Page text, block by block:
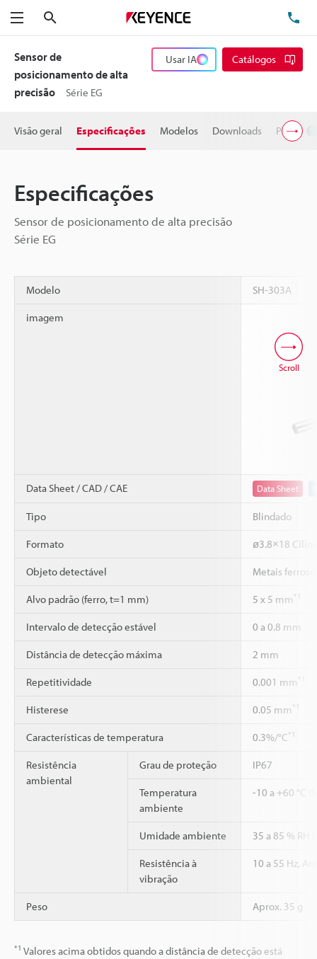
Menu
Sensor de
posicionamento de alta
precisão
Série EG
Usar IA Catálogos
Visão geral Especificações Modelos Downloads Preço
Especificações
Sensor de posicionamento de alta precisão
Série EG
Modelo SH-303A
imagem
Data Sheet / CAD / CAE Data Sheet
Tipo Blindado
Formato ø3.8×18
Objeto detectável Metais
Alvo padrão (ferro, t=1 mm) 5 x 5 mm *1
Intervalo de detecção estável 0 a 0.8 mm
Distância de detecção máxima 2 mm
Repetitividade 0.001 mm
Histerese 0.05 mm *1
Características de temperatura 0.3%/°C*1
Resistência
ambiental
Grau de proteção IP67
Temperatura
ambiente
-10 a +60 °C
Umidade ambiente 35 a 85 % RH
Resistência à
vibração
10 a 55 Hz,
Peso Aprox. 35 g
*1 Valores acima obtidos quando a distância de detecção está
Scroll